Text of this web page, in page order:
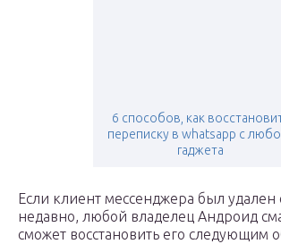
6 способов, как
переписку в whatsapp с
гаджета
Если клиент мессенджера был удален
недавно, любой владелец Андроид
сможет восстановить его следующим